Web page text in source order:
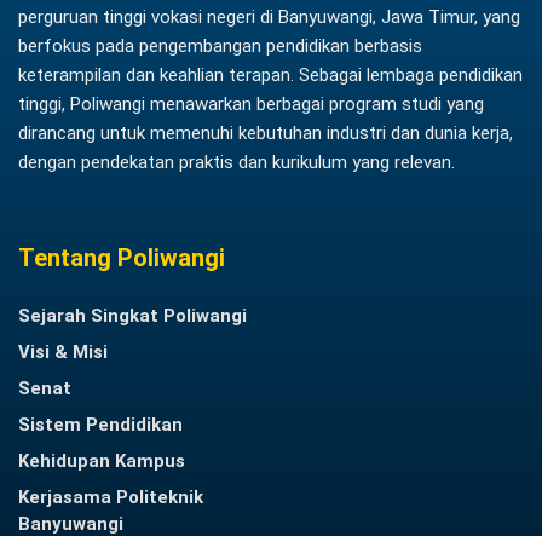
perguruan tinggi vokasi negeri di Banyuwangi, Jawa Timur, yang
berfokus pada pengembangan pendidikan berbasis
keterampilan dan keahlian terapan. Sebagai lembaga pendidikan
tinggi, Poliwangi menawarkan berbagai program studi yang
dirancang untuk memenuhi kebutuhan industri dan dunia kerja,
dengan pendekatan praktis dan kurikulum yang relevan.
Tentang Poliwangi
Sejarah Singkat Poliwangi
Visi & Misi
Senat
Sistem Pendidikan
Kehidupan Kampus
Kerjasama Politeknik
Banyuwangi